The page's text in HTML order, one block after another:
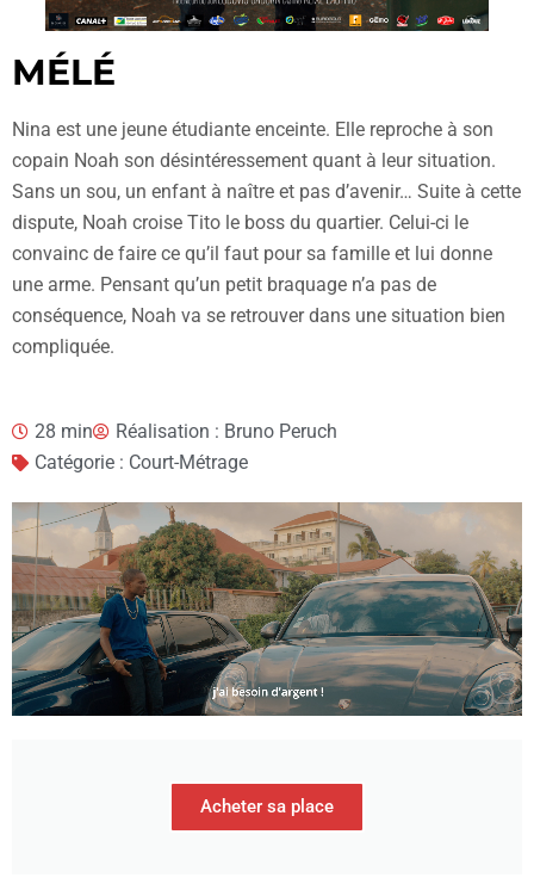
MÉLÉ
Nina est une jeune étudiante enceinte. Elle reproche à son
copain Noah son désintéressement quant à leur situation.
Sans un sou, un enfant à naître et pas d’avenir… Suite à cette
dispute, Noah croise Tito le boss du quartier. Celui-ci le
convainc de faire ce qu’il faut pour sa famille et lui donne
une arme. Pensant qu’un petit braquage n’a pas de
conséquence, Noah va se retrouver dans une situation bien
compliquée.
28 min
Réalisation : Bruno Peruch
Catégorie : Court-Métrage
Acheter sa place